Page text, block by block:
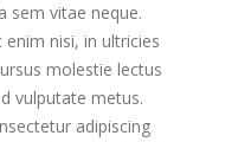
sem vitae neque.
enim nisi, in ultricies
molestie lectus
vulputate metus.
adipiscing